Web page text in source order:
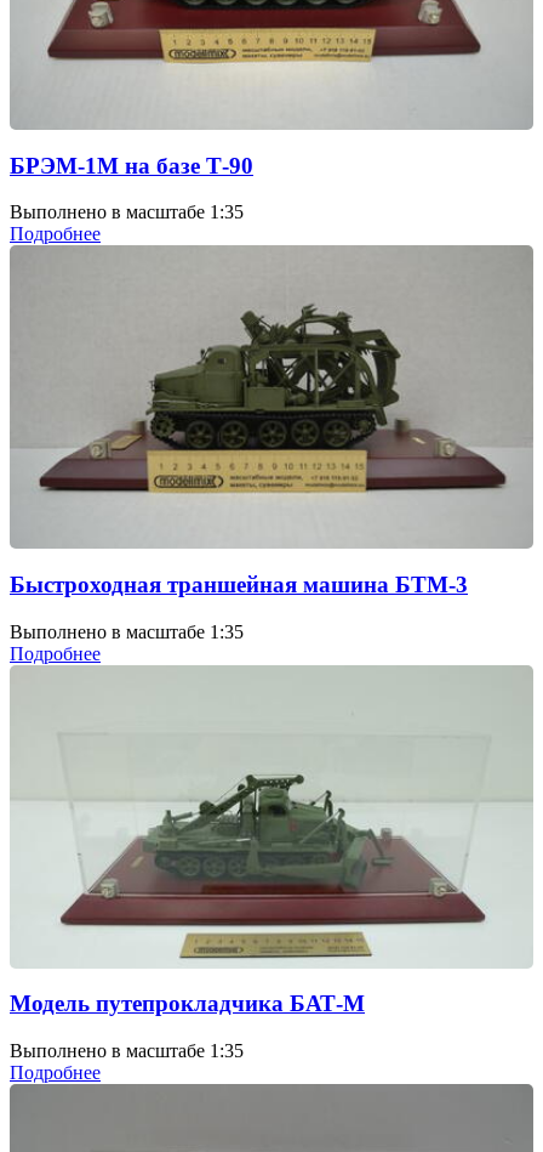
БРЭМ-1М на базе Т-90
Выполнено в масштабе 1:35
Подробнее
Быстроходная траншейная машина БТМ-3
Выполнено в масштабе 1:35
Подробнее
Модель путепрокладчика БАТ-М
Выполнено в масштабе 1:35
Подробнее